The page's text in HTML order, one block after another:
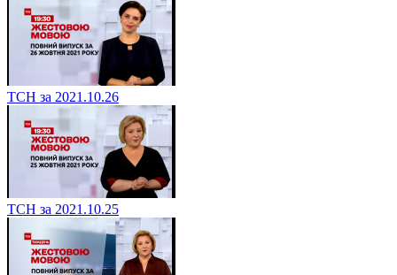
ТСН за 2021.10.26
ТСН за 2021.10.25